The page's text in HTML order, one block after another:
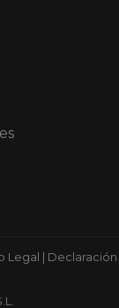
Legal
Declaración